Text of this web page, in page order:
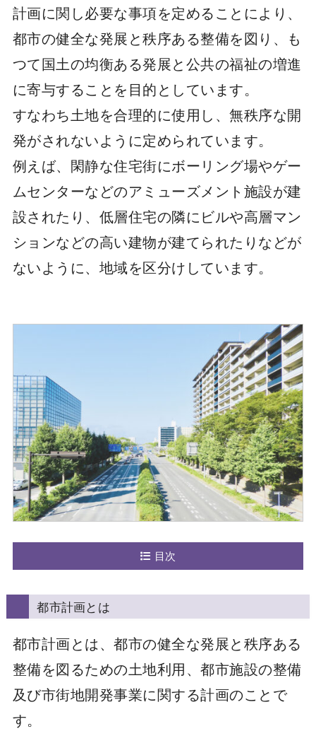
計画に関し必要な事項を定めることにより、
都市の健全な発展と秩序ある整備を図り、も
つて国土の均衡ある発展と公共の福祉の増進
に寄与することを目的としています。
すなわち土地を合理的に使用し、無秩序な開
発がされないように定められています。
例えば、閑静な住宅街にボーリング場やゲー
ムセンターなどのアミューズメント施設が建
設されたり、低層住宅の隣にビルや高層マン
ションなどの高い建物が建てられたりなどが
ないように、地域を区分けしています。
目次
都市計画とは
都市計画とは、都市の健全な発展と秩序ある
整備を図るための土地利用、都市施設の整備
及び市街地開発事業に関する計画のことで
す。